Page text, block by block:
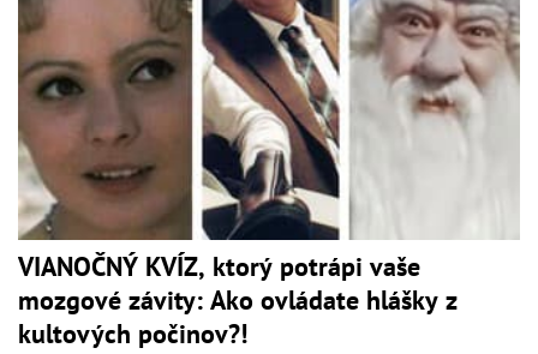
VIANOČNÝ KVÍZ, ktorý potrápi vaše
mozgové závity: Ako ovládate hlášky z
kultových počinov?!